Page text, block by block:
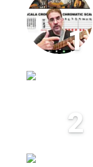
1
2